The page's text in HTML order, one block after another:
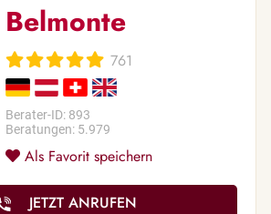
Belmonte
761
Berater-ID: 893
Beratungen: 5.979
Als Favorit speichern
JETZT ANRUFEN